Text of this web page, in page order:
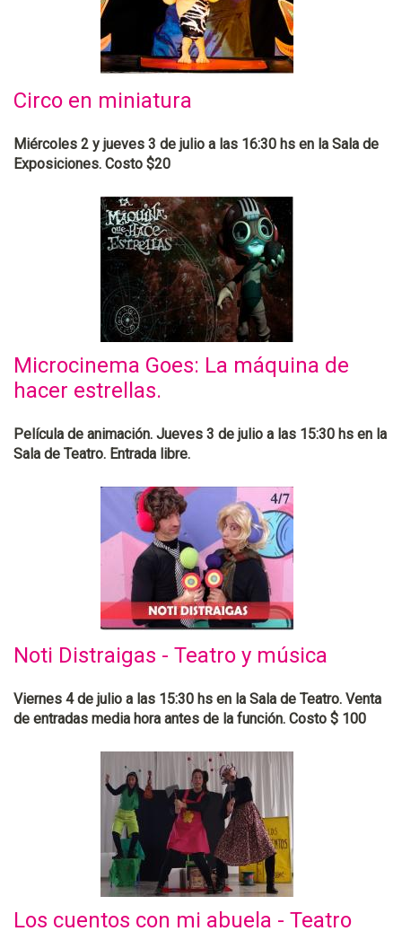
Circo en miniatura
Miércoles 2 y jueves 3 de julio a las 16:30 hs en la Sala de
Exposiciones. Costo $20
Microcinema Goes: La máquina de
hacer estrellas.
Película de animación. Jueves 3 de julio a las 15:30 hs en la
Sala de Teatro. Entrada libre.
Noti Distraigas - Teatro y música
Viernes 4 de julio a las 15:30 hs en la Sala de Teatro. Venta
de entradas media hora antes de la función. Costo $ 100
Los cuentos con mi abuela - Teatro